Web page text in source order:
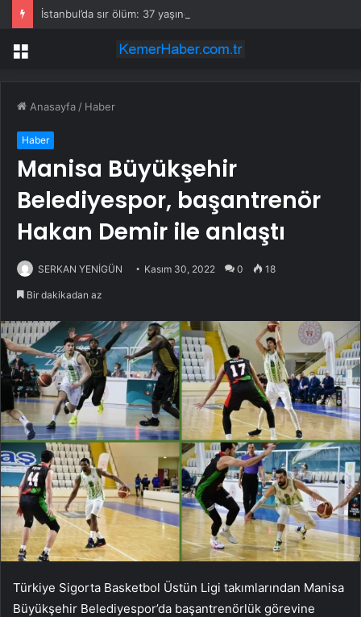
Menü
Anasayfa / Haber
Haber
Manisa Büyükşehir
Belediyespor, başantrenör
Hakan Demir ile anlaştı
SERKAN YENİGÜN Kasım 30, 2022 0 18
Bir dakikadan az
Türkiye Sigorta Basketbol Üstün Ligi takımlarından Manisa
Büyükşehir Belediyespor’da başantrenörlük görevine